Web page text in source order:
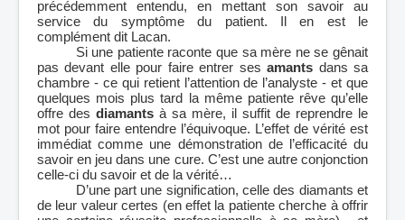
précédemment entendu, en mettant son savoir au
service du symptôme du patient. Il en est le
complément dit Lacan.
Si une patiente raconte que sa mère ne se gênait
pas devant elle pour faire entrer sesamants dans sa
chambre - ce qui retient l’attention de l’analyste - et que
quelques mois plus tard la même patiente rêve qu’elle
offre des diamants à sa mère, il suffit de reprendre le
mot pour faire entendre l’équivoque. L’effet de vérité est
immédiat comme une démonstration de l’efficacité du
savoir en jeu dans une cure. C’est une autre conjonction
celle-ci du savoir et de la vérité…
D’une part une signification, celle des diamants et
de leur valeur certes (en effet la patiente cherche à offrir